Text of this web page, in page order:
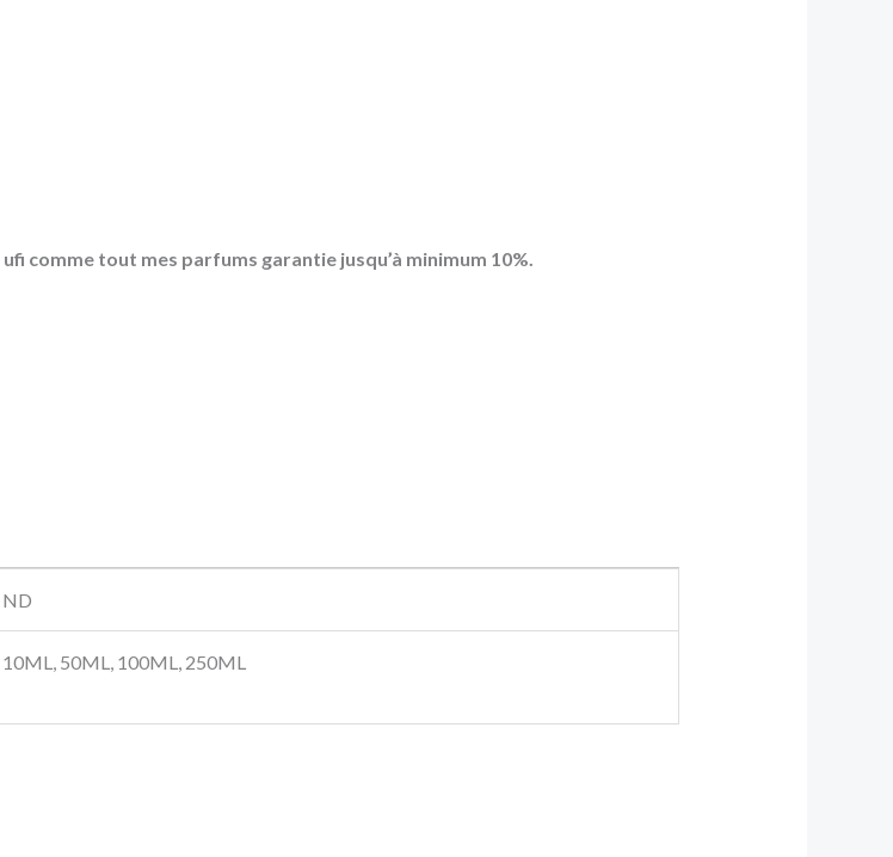
comme tout mes parfums garantie jusqu’à minimum 10%.
ND
10ML, 50ML, 100ML, 250ML